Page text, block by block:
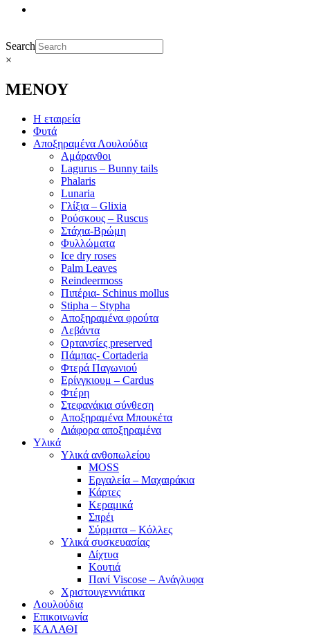
Search
×
ΜΕΝΟΥ
Η εταιρεία
Φυτά
Αποξηραμένα Λουλούδια
Αμάρανθοι
Lagurus – Bunny tails
Phalaris
Lunaria
Γλίξια – Glixia
Ρούσκους – Ruscus
Στάχια-Βρώμη
Φυλλώματα
Ice dry roses
Palm Leaves
Reindeermoss
Πιπέρια- Schinus mollus
Stipha – Stypha
Αποξηραμένα φρούτα
Λεβάντα
Ορτανσίες preserved
Πάμπας- Cortaderia
Φτερά Παγωνιού
Ερίνγκιουμ – Cardus
Φτέρη
Στεφανάκια σύνθεση
Αποξηραμένα Μπουκέτα
Διάφορα αποξηραμένα
Υλικά
Υλικά ανθοπωλείου
MOSS
Εργαλεία – Μαχαιράκια
Κάρτες
Κεραμικά
Σπρέι
Σύρματα – Κόλλες
Υλικά συσκευασίας
Δίχτυα
Κουτιά
Πανί Viscose – Ανάγλυφα
Χριστουγεννιάτικα
Λουλούδια
Επικοινωνία
ΚΑΛΑΘΙ